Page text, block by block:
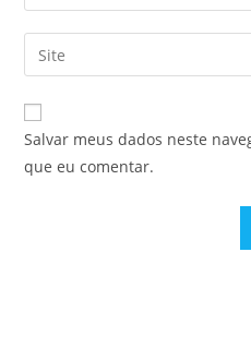
Salvar meus dados neste
que eu comentar.